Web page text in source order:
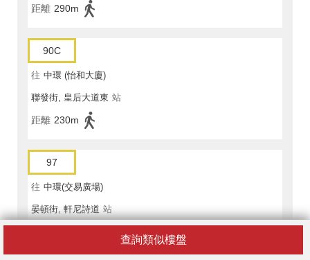
查詢類似樓盤
距離 290m
90C
往 中環 (怡和大廈)
聯發街, 皇后大道東 站
距離 230m
97
往 中環(交易廣場)
晏頓街, 軒尼詩道 站